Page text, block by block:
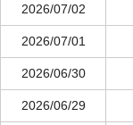
2026/07/02
2026/07/01
2026/06/30
2026/06/29